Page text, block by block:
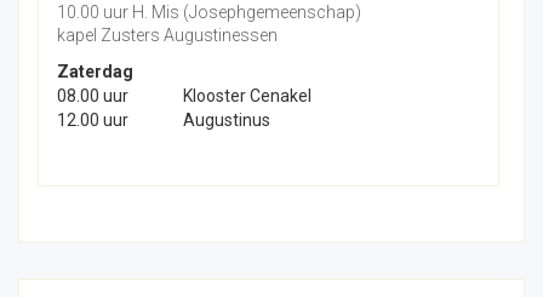
10.00 uur H. Mis (Josephgemeenschap)
kapel Zusters Augustinessen
Zaterdag
08.00 uur
Klooster Cenakel
12.00 uur
Augustinus